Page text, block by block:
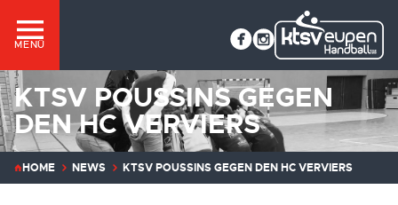
MENÜ
KTSV POUSSINS GEGEN
DEN HC VERVIERS
HOME NEWS KTSV POUSSINS GEGEN DEN HC VERVIERS